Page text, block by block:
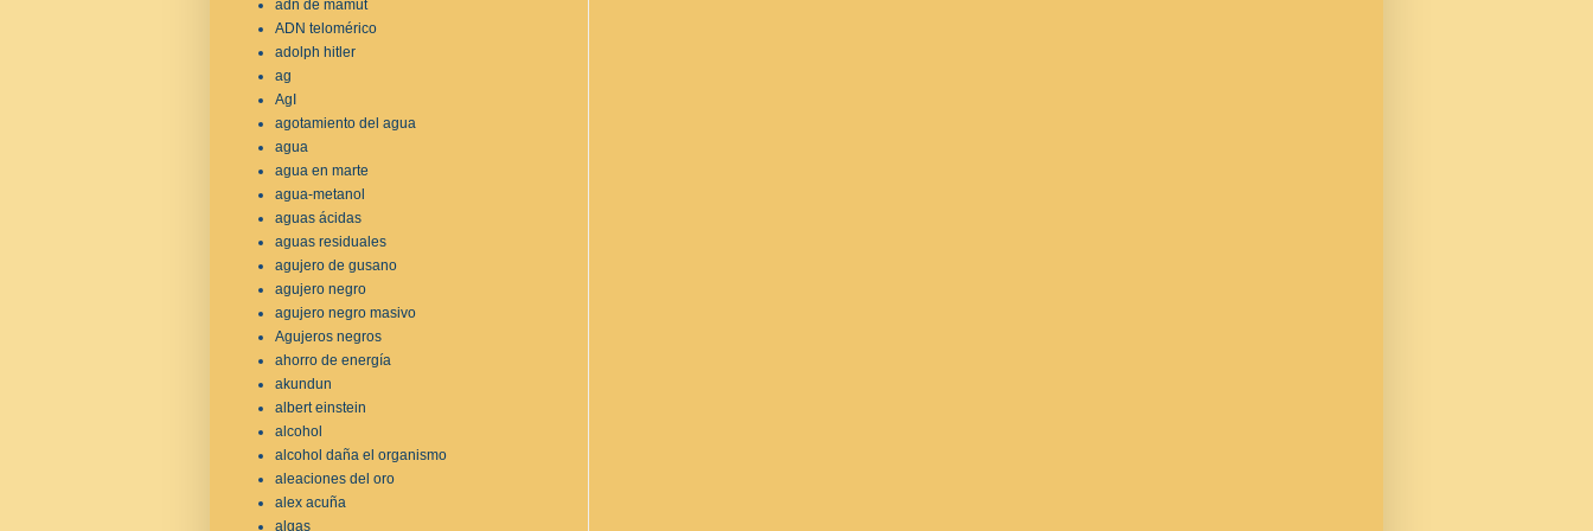
adn de mamut
ADN telomérico
adolph hitler
ag
AgI
agotamiento del agua
agua
agua en marte
agua-metanol
aguas ácidas
aguas residuales
agujero de gusano
agujero negro
agujero negro masivo
Agujeros negros
ahorro de energía
akundun
albert einstein
alcohol
alcohol daña el organismo
aleaciones del oro
alex acuña
algas